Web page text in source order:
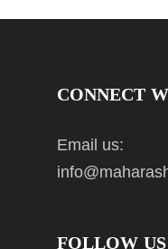
CONNECT
Email us: